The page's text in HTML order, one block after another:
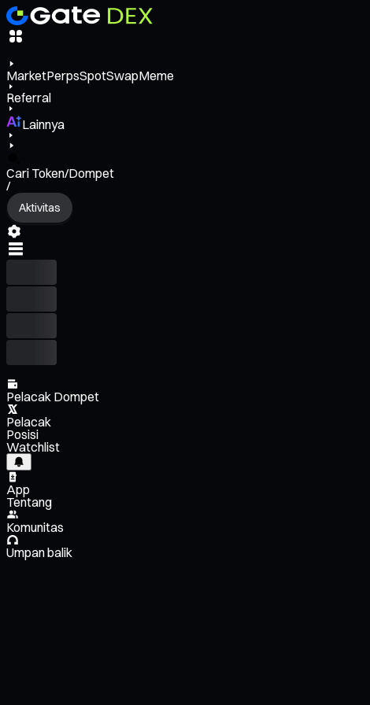
MarketPerpsSpotSwapMeme
Referral
Lainnya
Cari Token/Dompet
/
Aktivitas
Pelacak Dompet
Pelacak
Posisi
Watchlist
App
Tentang
Komunitas
Umpan balik